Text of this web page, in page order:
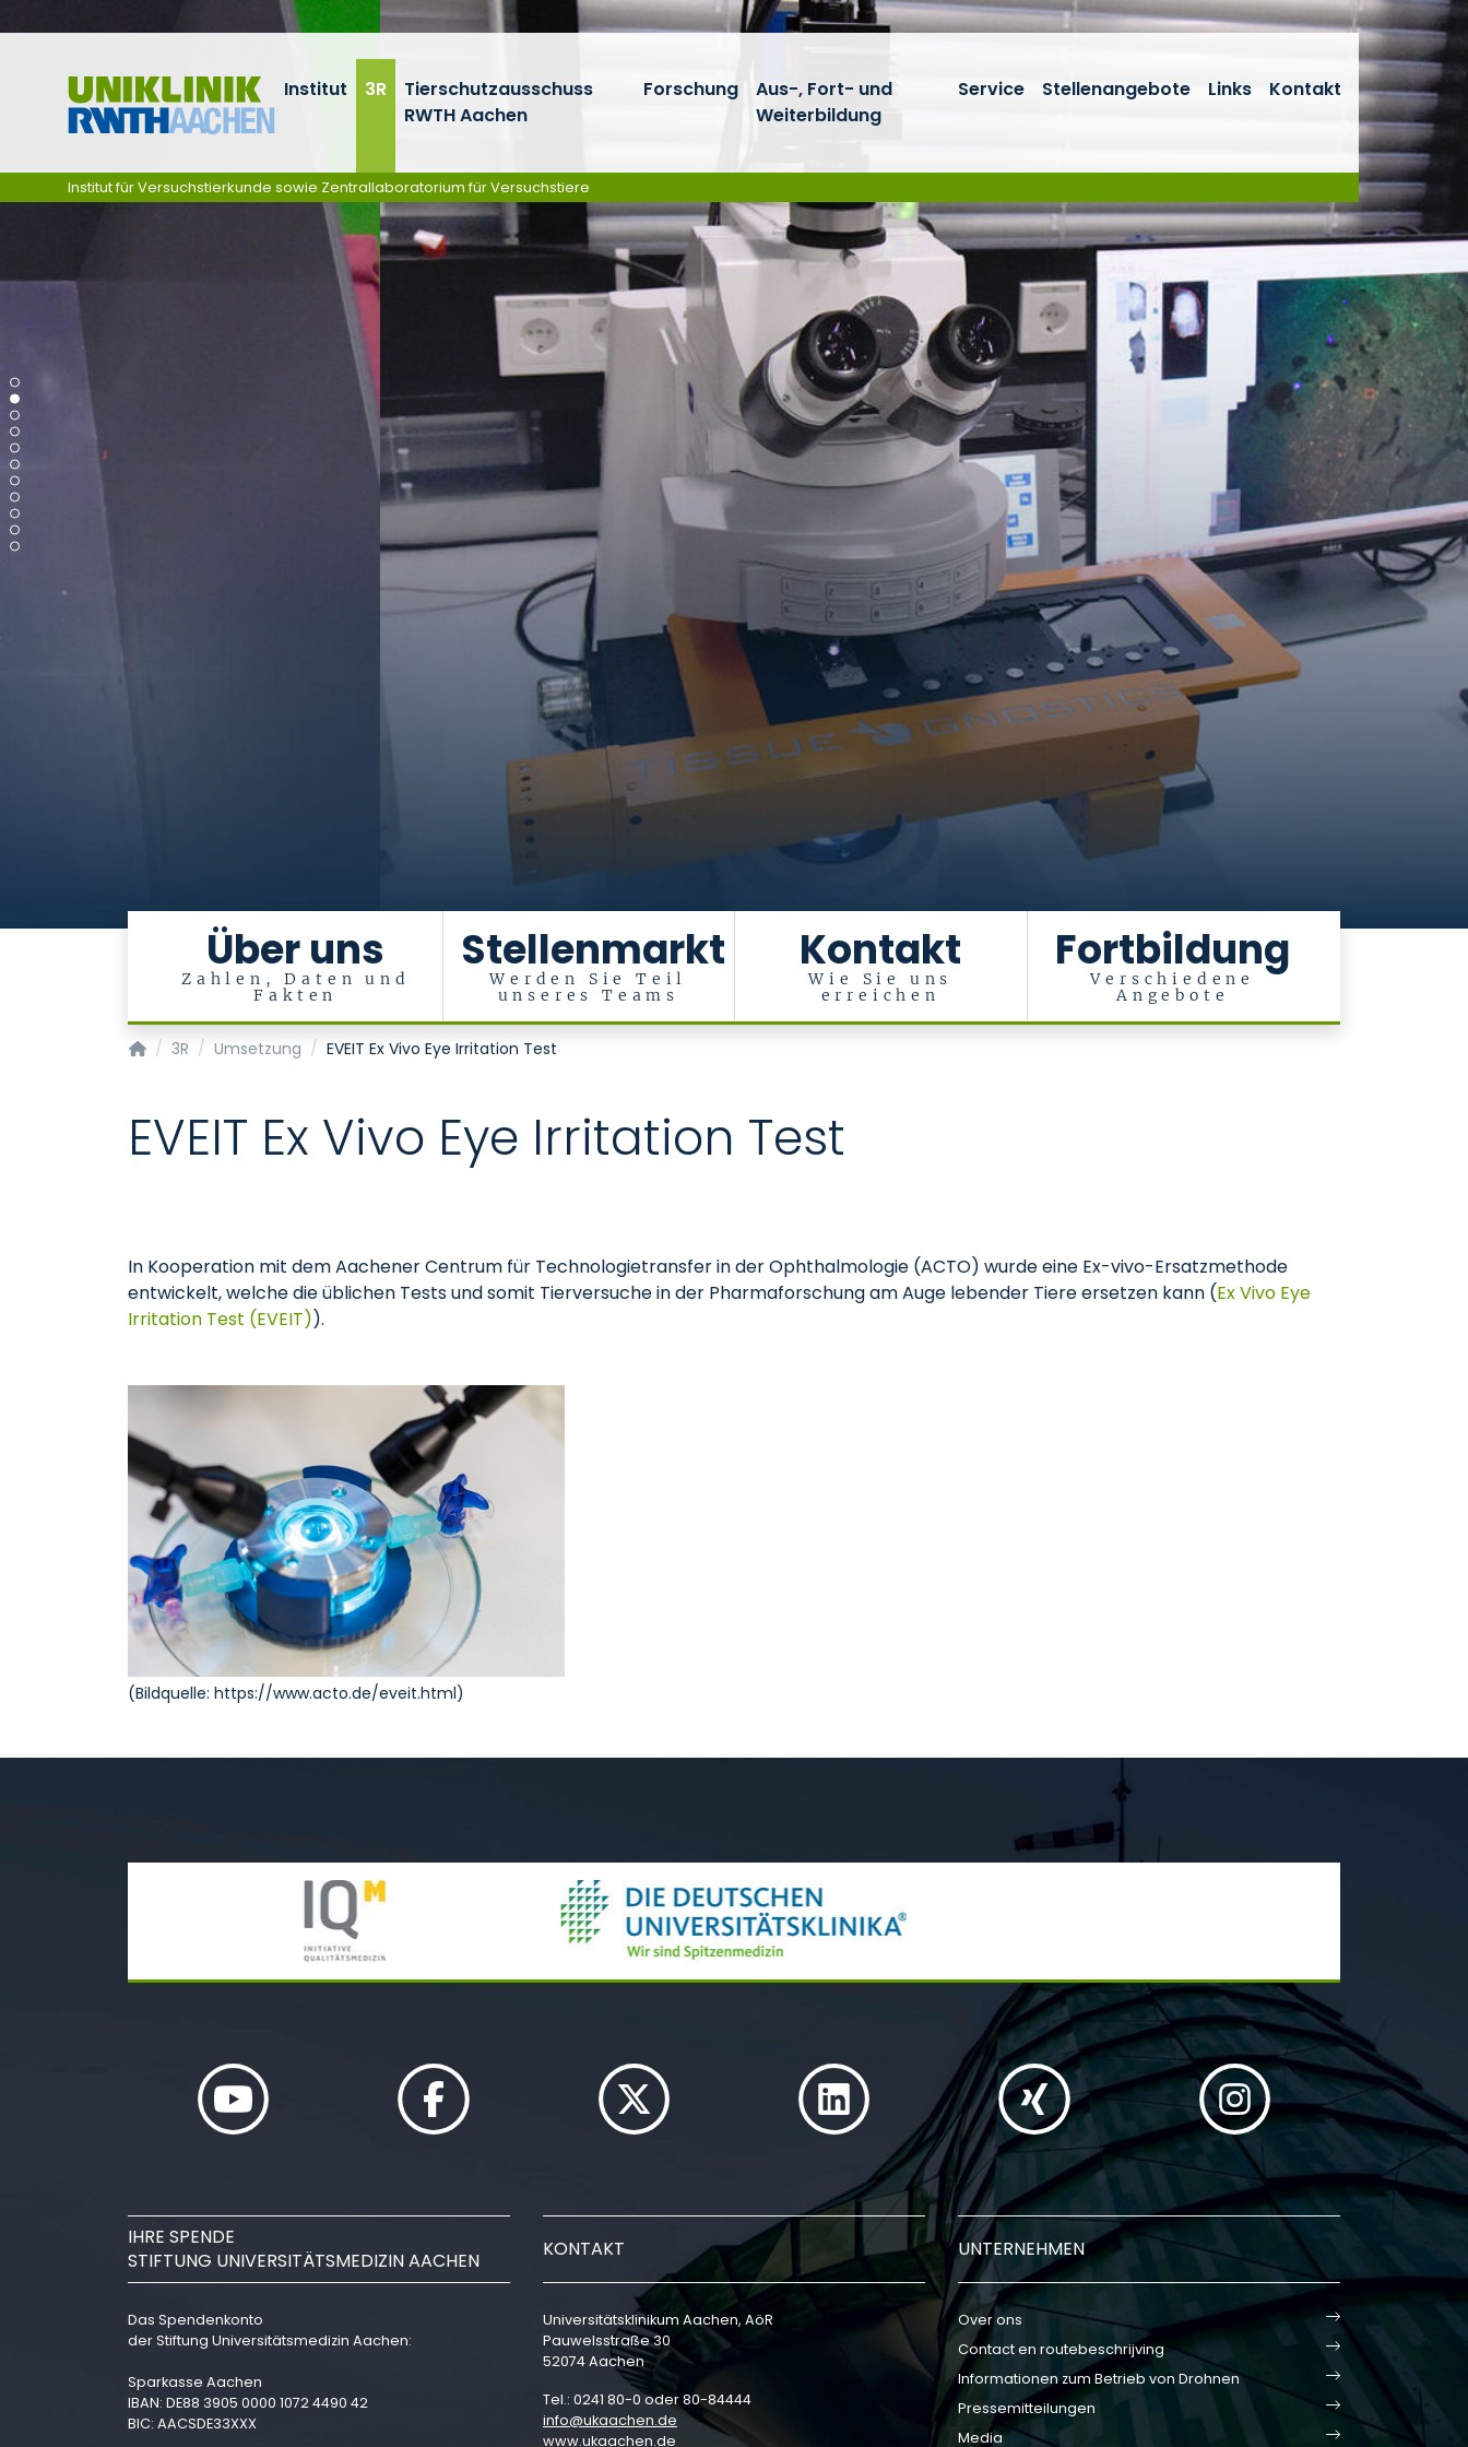
Über uns
Zahlen, Daten und
Fakten
Stellenmarkt
Werden Sie Teil
unseres Teams
Kontakt
Wie Sie uns
erreichen
Fortbildung
Verschiedene
Angebote
Institut 3R
Tierschutzausschuss
RWTH Aachen
Forschung
Aus-, Fort- und
Weiterbildung
Service Stellenangebote Links Kontakt
Institut für Versuchstierkunde sowie Zentrallaboratorium für Versuchstiere
Institut für Versuchstierkunde sowie Zentrallaboratorium für Versuchstiere
3R Umsetzung EVEIT Ex Vivo Eye Irritation Test
EVEIT Ex Vivo Eye Irritation Test
In Kooperation mit dem Aachener Centrum für Technologietransfer in der Ophthalmologie (ACTO) wurde eine Ex-vivo-Ersatzmethode
entwickelt, welche die üblichen Tests und somit Tierversuche in der Pharmaforschung am Auge lebender Tiere ersetzen kann (Ex Vivo Eye
Irritation Test (EVEIT)).
(Bildquelle: https://www.acto.de/eveit.html)
IHRE SPENDE
STIFTUNG UNIVERSITÄTSMEDIZIN AACHEN
Das Spendenkonto
der Stiftung Universitätsmedizin Aachen:
Sparkasse Aachen
IBAN: DE88 3905 0000 1072 4490 42
BIC: AACSDE33XXX
KONTAKT
Universitätsklinikum Aachen, AöR
Pauwelsstraße 30
52074 Aachen
Tel.: 0241 80-0 oder 80-84444
info
ukaachen de
www.ukaachen.de
UNTERNEHMEN
Over ons
Contact en routebeschrijving
Informationen zum Betrieb von Drohnen
Pressemitteilungen
Media